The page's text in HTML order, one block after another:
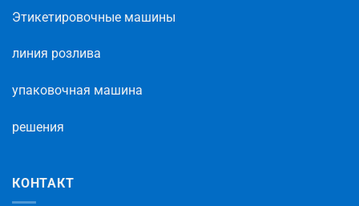
Этикетировочные машины
линия розлива
упаковочная машина
решения
КОНТАКТ